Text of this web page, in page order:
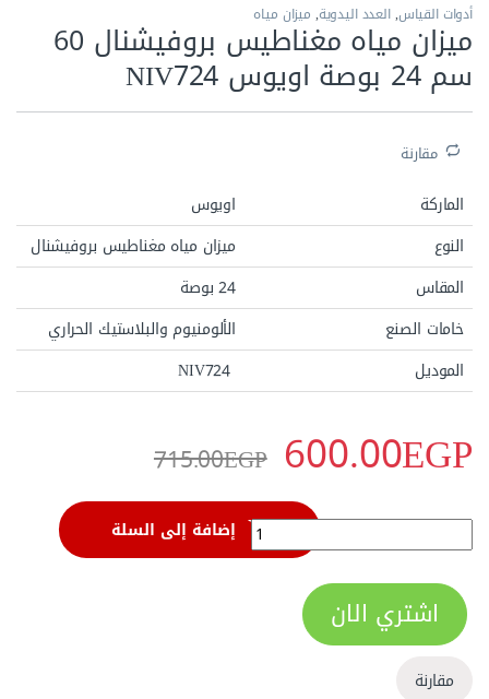
أدوات القياس,العدد اليدوية, ميزان مياه
ميزان مياه مغناطيس بروفيشنال 60
سم 24 بوصة اويوس NIV724
مقارنة
الماركة
اويوس
النوع
ميزان مياه مغناطيس بروفيشنال
المقاس
24 بوصة
خامات الصنع
الألومنيوم والبلاستيك الحراري
الموديل
600.00EGP
715.00EGP
ميزان مياه مغناطيس بروفيشنال 60 سم 24 بوصة اويوس NIV724 quantityإضافة إلى السلة
اشتري الان
مقارنة